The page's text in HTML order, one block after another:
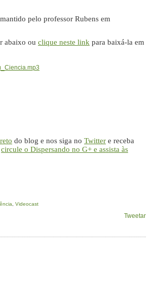
pelo professor Rubens em
abaixo ou clique neste link para baixá-la em
do blog e nos siga no Twitter e receba
circule o Dispersando no G+ e assista às
Videocast
Tweetar